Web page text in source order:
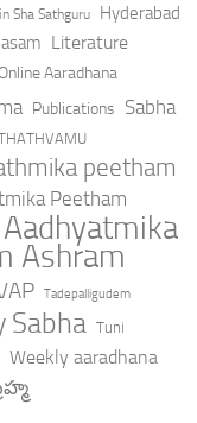
Sha Sathguru Hyderabad
Literature
Online Aaradhana
Publications Sabha
peetham
Peetham
Ashram
Tadepalligudem
Sabha Tuni
Weekly aaradhana